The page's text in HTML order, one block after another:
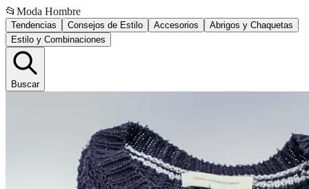
📂 Moda Hombre
Tendencias Consejos de Estilo Accesorios
Abrigos y Chaquetas
Estilo y Combinaciones
Buscar